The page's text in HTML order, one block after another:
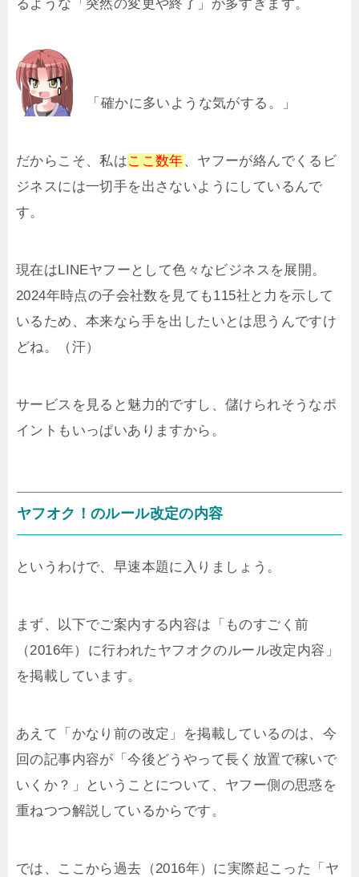
るような「突然の変更や終了」が多すぎます。
「確かに多いような気がする。」
だからこそ、私はここ数年、ヤフーが絡んでくるビ
ジネスには一切手を出さないようにしているんで
す。
現在はLINEヤフーとして色々なビジネスを展開。
2024年時点の子会社数を見ても115社と力を示して
いるため、本来なら手を出したいとは思うんですけ
どね。（汗）
サービスを見ると魅力的ですし、儲けられそうなポ
イントもいっぱいありますから。
ヤフオク！のルール改定の内容
というわけで、早速本題に入りましょう。
まず、以下でご案内する内容は「ものすごく前
（2016年）に行われたヤフオクのルール改定内容」
を掲載しています。
あえて「かなり前の改定」を掲載しているのは、今
回の記事内容が「今後どうやって長く放置で稼いで
いくか？」ということについて、ヤフー側の思惑を
重ねつつ解説しているからです。
では、ここから過去（2016年）に実際起こった「ヤ